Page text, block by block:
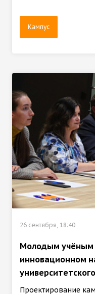
Кампус
26 сентября, 18:40
Молодым учёным
инновационном
Проектирование